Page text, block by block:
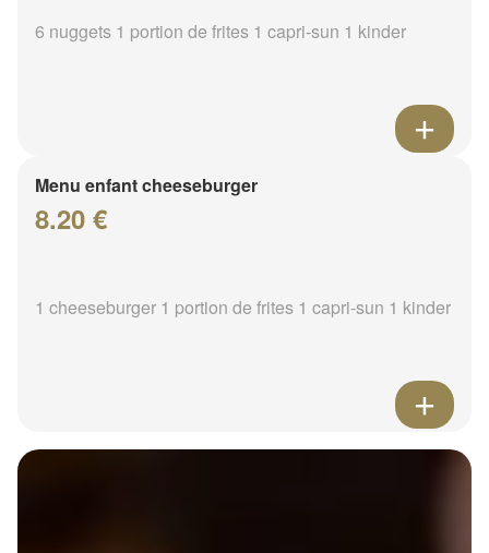
6 nuggets 1 portion de frites 1 capri-sun 1 kinder
Menu enfant cheeseburger
8.20 €
1 cheeseburger 1 portion de frites 1 capri-sun 1 kinder